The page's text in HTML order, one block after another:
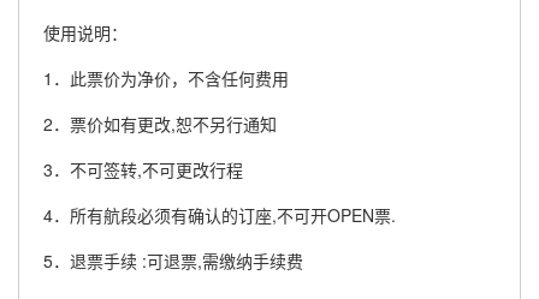
使用说明：
1．此票价为净价，不含任何费用
2．票价如有更改,恕不另行通知
3．不可签转,不可更改行程
4．所有航段必须有确认的订座,不可开OPEN票.
5．退票手续 :可退票,需缴纳手续费